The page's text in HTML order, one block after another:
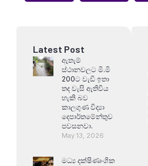
Latest Post
ඇතැම්
ස්ථානවලට මි.මි
200ට වැඩි ඉතා
තද වැසි ඇතිවිය
හැකි බව
කාලගුණ විද්‍යා
දෙපාර්තමේන්තුව
පවසනවා.
May 13, 2026
මධ්‍ය දක්ෂිණාංශික